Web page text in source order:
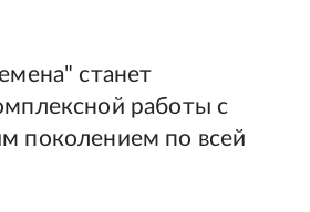
станет
работы с
поколением по всей